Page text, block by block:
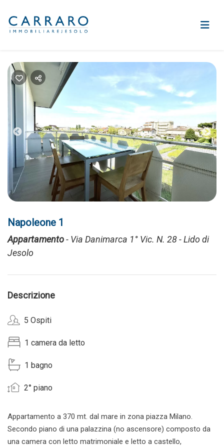
Previous
Napoleone 1
Appartamento- Via Danimarca 1° Vic. N. 28 - Lido di
Jesolo
Descrizione
5 Ospiti
1 camera da letto
1 bagno
2° piano
Appartamento a 370 mt. dal mare in zona piazza Milano.
Secondo piano di una palazzina (no ascensore) composto da
una camera con letto matrimoniale e letto a castello,